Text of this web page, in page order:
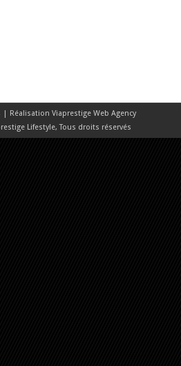
| Réalisation Viaprestige Web Agency
Lifestyle, Tous droits réservés